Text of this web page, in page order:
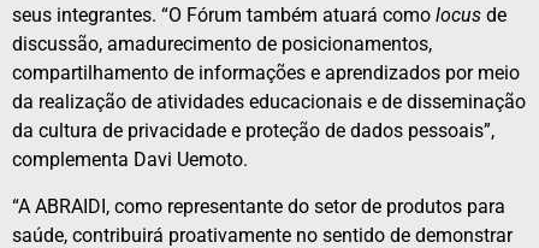
seus integrantes. “O Fórum também atuará como locus de
discussão, amadurecimento de posicionamentos,
compartilhamento de informações e aprendizados por meio
da realização de atividades educacionais e de disseminação
da cultura de privacidade e proteção de dados pessoais”,
complementa Davi Uemoto.
“A ABRAIDI, como representante do setor de produtos para
saúde, contribuirá proativamente no sentido de demonstrar